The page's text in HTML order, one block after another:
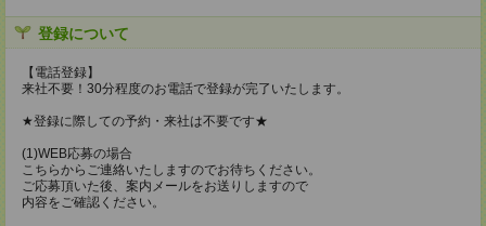
登録について
【電話登録】
来社不要！30分程度のお電話で登録が完了いたします。
★登録に際しての予約・来社は不要です★
(1)WEB応募の場合
こちらからご連絡いたしますのでお待ちください。
ご応募頂いた後、案内メールをお送りしますので
内容をご確認ください。